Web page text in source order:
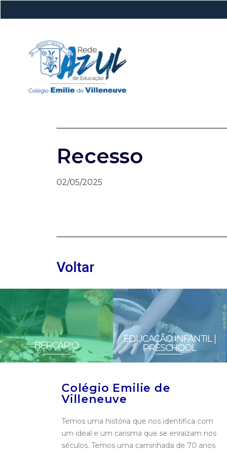
Recesso
02/05/2025
Voltar
BERÇÁRIO
EDUCAÇÃO INFANTIL |
PRESCHOOL
Colégio Emilie de
Villeneuve
Temos uma história que nos identifica com
um ideal e um carisma que se enraízam nos
séculos. Temos uma caminhada de 70 anos